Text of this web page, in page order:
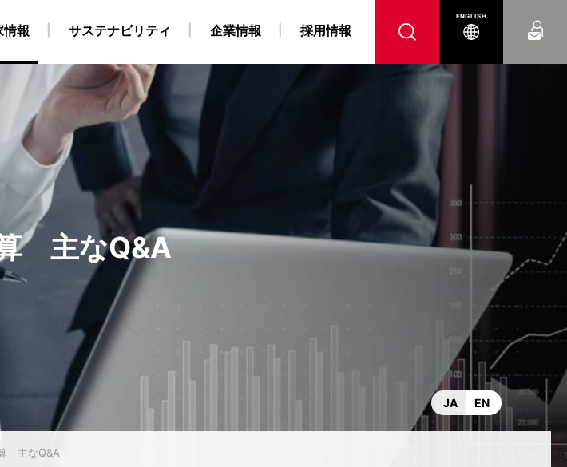
主なQ&A
JA EN
主なQ&A
事業 洋上風力関連事業 電力事業
コンテナ船事業
ンダー 個人株主・投資家の皆様へ
情報
環境 ガバナンス
ックス サステナブル・ファイナンス
サステナビリティ
役員構成 組織 運航船腹
企業情報
海上職 キャリア採用情報
陸上職 障がい者採用情報
採用情報
ENGLISH